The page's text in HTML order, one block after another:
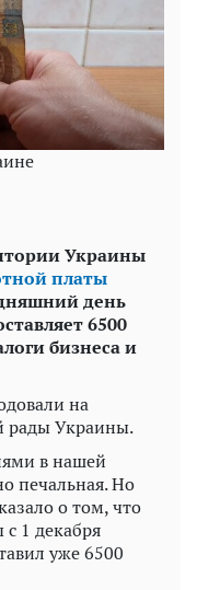
Украины
платы
день
6500
бизнеса и
на
рады Украины.
в нашей
печальная. Но
о том, что
1 декабря
уже 6500